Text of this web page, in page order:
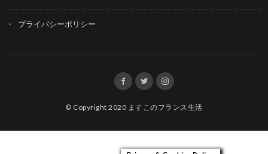
プライバシーポリシー
© Copyright 2020 ますこのフランス生活